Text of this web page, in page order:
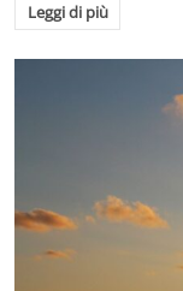
Leggi di più